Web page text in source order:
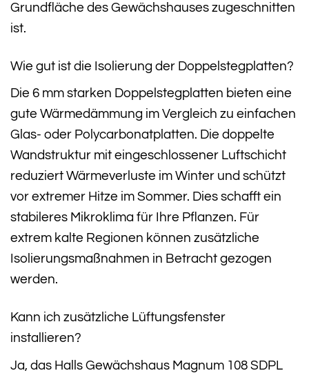
Grundfläche des Gewächshauses zugeschnitten
ist.
Wie gut ist die Isolierung der Doppelstegplatten?
Die 6 mm starken Doppelstegplatten bieten eine
gute Wärmedämmung im Vergleich zu einfachen
Glas- oder Polycarbonatplatten. Die doppelte
Wandstruktur mit eingeschlossener Luftschicht
reduziert Wärmeverluste im Winter und schützt
vor extremer Hitze im Sommer. Dies schafft ein
stabileres Mikroklima für Ihre Pflanzen. Für
extrem kalte Regionen können zusätzliche
Isolierungsmaßnahmen in Betracht gezogen
werden.
Kann ich zusätzliche Lüftungsfenster
installieren?
Ja, das Halls Gewächshaus Magnum 108 SDPL